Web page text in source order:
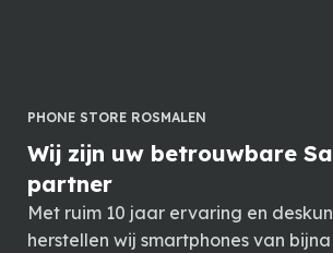
PHONE STORE ROSMALEN
Wij zijn uw betrouwbare
partner
Met ruim 10 jaar ervaring en
herstellen wij smartphones van